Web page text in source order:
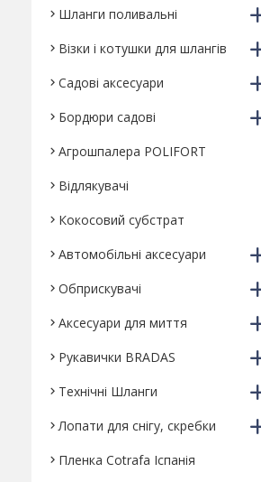
Шланги поливальні
Візки і котушки для шлангів
Садові аксесуари
Бордюри садові
Агрошпалера POLIFORT
Відлякувачі
Кокосовий субстрат
Автомобільні аксесуари
Обприскувачі
Аксесуари для миття
Рукавички BRADAS
Технічні Шланги
Лопати для снігу, скребки
Пленка Cotrafa Іспанія